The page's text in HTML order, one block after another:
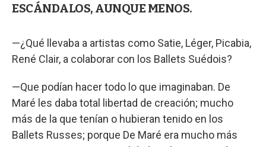
ESCÁNDALOS, AUNQUE MENOS.
—¿Qué llevaba a artistas como Satie, Léger, Picabia,
René Clair, a colaborar con los Ballets Suédois?
—Que podían hacer todo lo que imaginaban. De
Maré les daba total libertad de creación; mucho
más de la que tenían o hubieran tenido en los
Ballets Russes; porque De Maré era mucho más